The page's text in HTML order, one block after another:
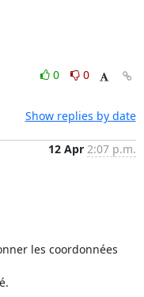
0
0
Show replies by date
12 Apr 2:07 p.m.
les coordonnées